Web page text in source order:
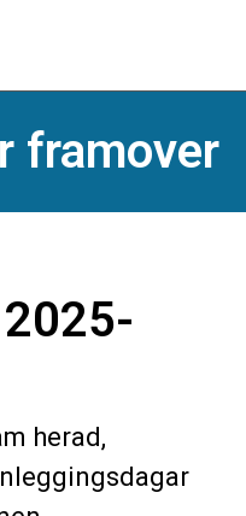
framover
2025-
herad,